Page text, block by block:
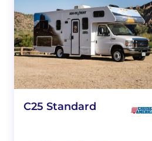
C25 Standard